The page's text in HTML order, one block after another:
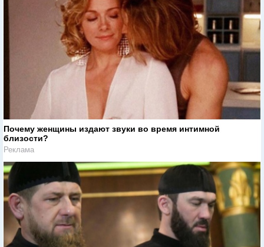
Почему женщины издают звуки во время интимной
близости?
Реклама